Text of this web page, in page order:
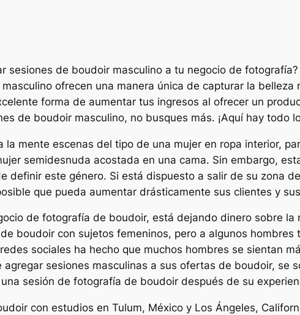
sesiones de boudoir masculino a tu negocio de
ofrecen una manera única de capturar la belleza
forma de aumentar tus ingresos al ofrecer un
de boudoir masculino, no busques más. ¡Aquí hay todo
la mente escenas del tipo de una mujer en ropa interior,
semidesnuda acostada en una cama. Sin embargo,
definir este género. Si está dispuesto a salir de su zona
que pueda aumentar drásticamente sus clientes y
de fotografía de boudoir, está dejando dinero sobre la
boudoir con sujetos femeninos, pero a algunos
sociales ha hecho que muchos hombres se sientan
agregar sesiones masculinas a sus ofertas de boudoir, se
sesión de fotografía de boudoir después de su
con estudios en Tulum, México y Los Ángeles,